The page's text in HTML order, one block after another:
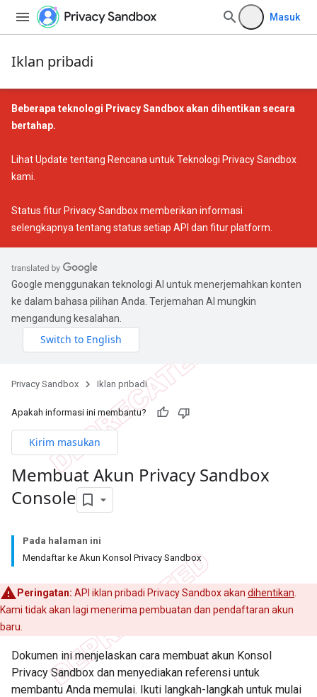
Masuk
Iklan pribadi
Beberapa teknologi Privacy Sandbox akan dihentikan secara
bertahap.
LihatUpdate tentang Rencana untuk Teknologi Privacy Sandbox
kami.
Status fitur Privacy Sandboxmemberikan informasi
selengkapnya tentang status setiap API dan fitur platform.
Google menggunakan teknologi AI untuk menerjemahkan konten
ke dalam bahasa pilihan Anda. Terjemahan AI mungkin
mengandung kesalahan.
Privacy Sandbox Iklan pribadi
Apakah informasi ini membantu?
Kirim masukan
Membuat Akun Privacy Sandbox
Console
Pada halaman ini
Mendaftar ke Akun Konsol Privacy Sandbox
Peringatan: API iklan pribadi Privacy Sandbox akan dihentikan
Kami tidak akan lagi menerima pembuatan dan pendaftaran akun
baru.
Dokumen ini menjelaskan cara membuat akun Konsol
Privacy Sandbox dan menyediakan referensi untuk
membantu Anda memulai. Ikuti langkah-langkah untuk mulai